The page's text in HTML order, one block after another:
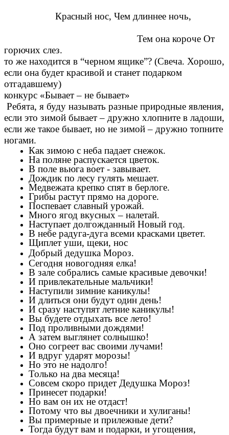
Красный нос, Чем длиннее ночь,
Тем она короче От
горючих слез.
то же находится в “черном ящике”? (Свеча. Хорошо,
если она будет красивой и станет подарком
отгадавшему)
конкурс «Бывает – не бывает»
Ребята, я буду называть разные природные явления,
если это зимой бывает – дружно хлопните в ладоши,
если же такое бывает, но не зимой – дружно топните
ногами.
Как зимою с неба падает снежок.
На поляне распускается цветок.
В поле вьюга воет - завывает.
Дождик по лесу гулять мешает.
Медвежата крепко спят в берлоге.
Грибы растут прямо на дороге.
Поспевает славный урожай.
Много ягод вкусных – налетай.
Наступает долгожданный Новый год.
В небе радуга-дуга всеми красками цветет.
Щиплет уши, щеки, нос
Добрый дедушка Мороз.
Сегодня новогодняя елка!
В зале собрались самые красивые девочки!
И привлекательные мальчики!
Наступили зимние каникулы!
И длиться они будут один день!
И сразу наступят летние каникулы!
Вы будете отдыхать все лето!
Под проливными дождями!
А затем выглянет солнышко!
Оно согреет вас своими лучами!
И вдруг ударят морозы!
Но это не надолго!
Только на два месяца!
Совсем скоро придет Дедушка Мороз!
Принесет подарки!
Но вам он их не отдаст!
Потому что вы двоечники и хулиганы!
Вы примерные и прилежные дети?
Тогда будут вам и подарки, и угощения,